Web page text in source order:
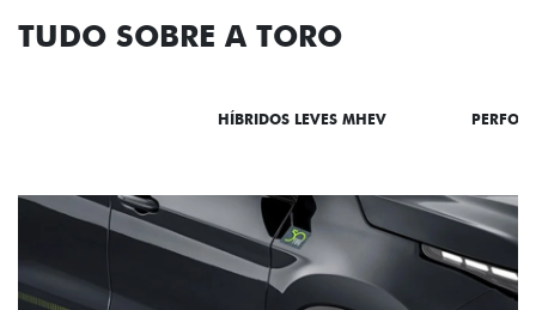
TUDO SOBRE A TORO
HÍBRIDOS LEVES MHEV